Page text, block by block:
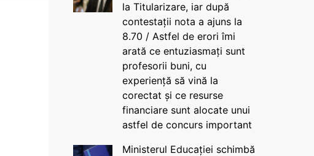
la Titularizare, iar după
contestații nota a ajuns la
8.70 / Astfel de erori îmi
arată ce entuziasmați sunt
profesorii buni, cu
experiență să vină la
corectat și ce resurse
financiare sunt alocate unui
astfel de concurs important
Ministerul Educației schimbă